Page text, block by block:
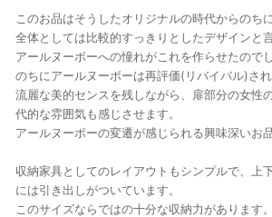
このお品はそうしたオリジナルの時代からのち
全体としては比較的すっきりとしたデザインと
アールヌーボーへの憧れがこれを作らせたのでし
のちにアールヌーボーは再評価(リバイバル)され
流麗な美的センスを残しながら、扉部分の女性
代的な雰囲気も感じさせます。
アールヌーボーの変遷が感じられる興味深いお
収納家具としてのレイアウトもシンプルで、上
には引き出しがついています。
このサイズならではの十分な収納力があります。